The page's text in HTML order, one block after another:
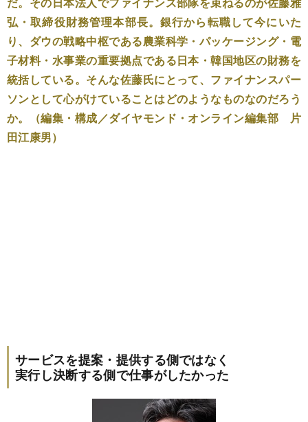
弘・取締役財務管理本部長。銀行から転職して今にいた
り、ダウの戦略中枢である農業科学・パッケージング・電
子材料・水事業の重要拠点である日本・韓国地区の財務を
統括している。そんな佐藤氏にとって、ファイナンスパー
ソンとして心がけていることはどのようなものなのだろう
か。（編集・構成／ダイヤモンド・オンライン編集部 片
田江康男）
サービスを提案・提供する側ではなく
実行し決断する側で仕事がしたかった